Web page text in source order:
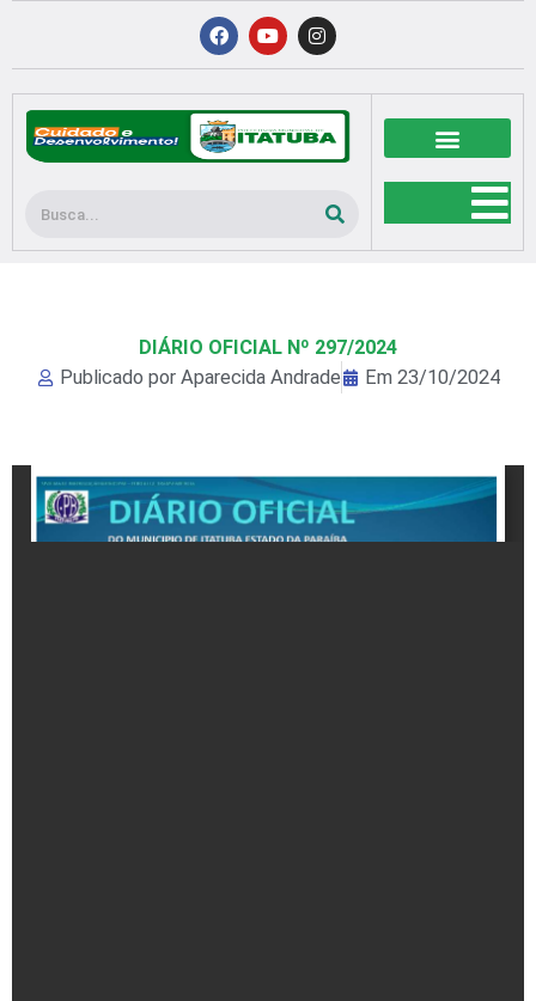
conteúdo
F
a
c
b
o
o
k
Y
o
u
u
b
e
I
n
s
a
g
r
a
Pesquisar
DIÁRIO OFICIAL Nº 297/2024
Publicado por Aparecida Andrade Em 23/10/2024